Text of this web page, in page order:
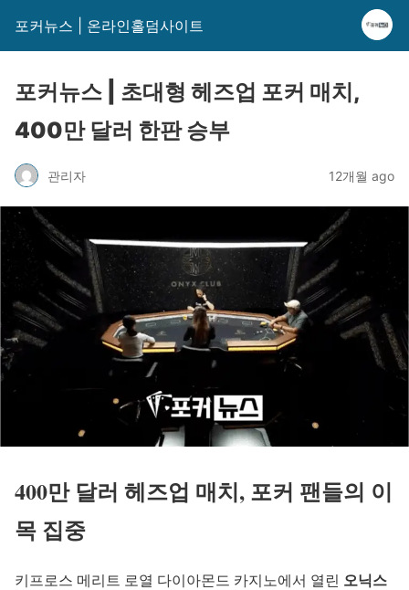
포커뉴스 | 온라인홀덤사이트
포커뉴스 | 초대형 헤즈업 포커 매치,
400만 달러 한판 승부
관리자 12개월 ago
400만 달러 헤즈업 매치, 포커 팬들의 이
목 집중
키프로스 메리트 로열 다이아몬드 카지노에서 열린 오닉스